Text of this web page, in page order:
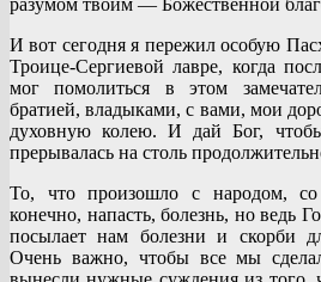
И вот сегодня я пережил особую
Троице-Сергиевой лавре, когда
мог помолиться в этом
братией, владыками, с вами, мои
духовную колею. И дай Бог,
прерывалась на столь
То, что произошло с народом,
конечно, напасть, болезнь, но ведь
посылает нам болезни и скорби
Очень важно, чтобы все мы